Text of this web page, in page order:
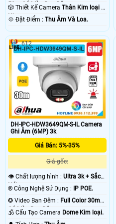
50m Có Màu Ban Ðêm.
🎲 Thiết Kế Camera Thân Kim loại +
Nhựa.
️💠 Đặt Điểm : Thu Âm Và Loa.
DH-IPC-HDW3649QM-S-IL Camera
Ghi Âm (6MP) 3k
Giá Bán: 5%-35%
Giá gốc:
👁 Chất lượng hình : Ultra 3k + Sắc
Nét .
®️ Công Nghệ Sử Dụng : IP POE.
✪ Video Ban Đêm : Full Color 30m
Có Màu Ban Ðêm.
🕉️ Cấu Tạo Camera Dome Kim loại.
612